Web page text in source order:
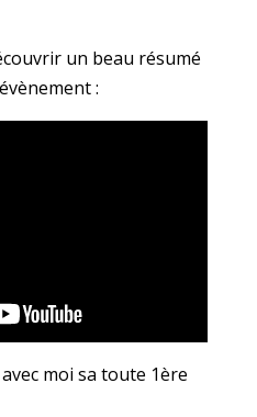
un beau résumé
:
moi sa toute 1ère